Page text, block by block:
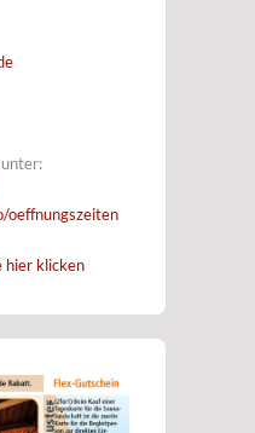
oeffnungszeiten
hier klicken